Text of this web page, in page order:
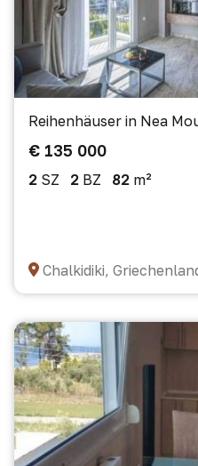
Reihenhäuser in Nea
€ 135 000
2 SZ 2 BZ 82 m²
Chalkidiki,